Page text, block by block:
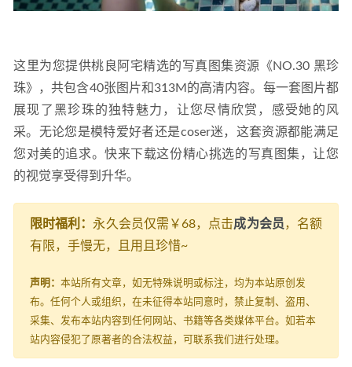
这里为您提供桃良阿宅精选的写真图集资源《NO.30 黑珍
珠》，共包含40张图片和313M的高清内容。每一套图片都
展现了黑珍珠的独特魅力，让您尽情欣赏，感受她的风
采。无论您是模特爱好者还是coser迷，这套资源都能满足
您对美的追求。快来下载这份精心挑选的写真图集，让您
的视觉享受得到升华。
限时福利： 永久会员仅需￥68，点击成为会员，名额
有限，手慢无，且用且珍惜~
声明： 本站所有文章，如无特殊说明或标注，均为本站原创发
布。任何个人或组织，在未征得本站同意时，禁止复制、盗用、
采集、发布本站内容到任何网站、书籍等各类媒体平台。如若本
站内容侵犯了原著者的合法权益，可联系我们进行处理。